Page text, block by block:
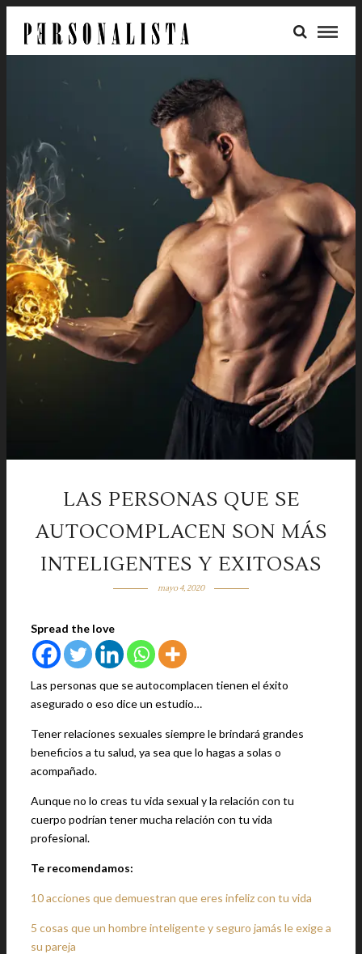
LAS PERSONAS QUE SE
AUTOCOMPLACEN SON MÁS
INTELIGENTES Y EXITOSAS
mayo 4, 2020
Spread the love
Las personas que se autocomplacen tienen el éxito
asegurado o eso dice un estudio…
Tener relaciones sexuales siempre le brindará grandes
beneficios a tu salud, ya sea que lo hagas a solas o
acompañado.
Aunque no lo creas tu vida sexual y la relación con tu
cuerpo podrían tener mucha relación con tu vida
profesional.
Te recomendamos:
10 acciones que demuestran que eres infeliz con tu vida
5 cosas que un hombre inteligente y seguro jamás le exige a
su pareja